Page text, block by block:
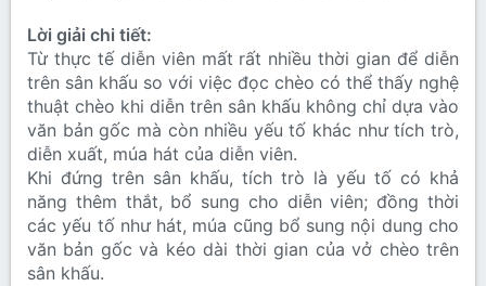
Lời giải chi tiết:
Từ thực tế diễn viên mất rất nhiều thời gian để diễn
trên sân khấu so với việc đọc chèo có thể thấy nghệ
thuật chèo khi diễn trên sân khấu không chỉ dựa vào
văn bản gốc mà còn nhiều yếu tố khác như tích trò,
diễn xuất, múa hát của diễn viên.
Khi đứng trên sân khấu, tích trò là yếu tố có khả
năng thêm thắt, bổ sung cho diễn viên; đồng thời
các yếu tố như hát, múa cũng bổ sung nội dung cho
văn bản gốc và kéo dài thời gian của vở chèo trên
sân khấu.